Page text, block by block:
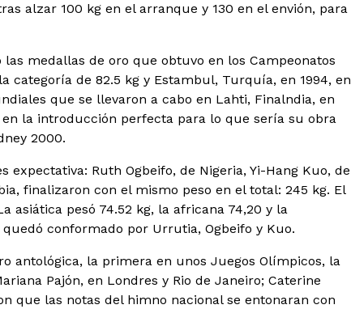
alzar 100 kg en el arranque y 130 en el envión, para
medallas de oro que obtuvo en los Campeonatos
categoría de 82.5 kg y Estambul, Turquía, en 1994, en
que se llevaron a cabo en Lahti, Finalndia, en
en la introducción perfecta para lo que sería su obra
2000.
expectativa: Ruth Ogbeifo, de Nigeria, Yi-Hang Kuo, de
finalizaron con el mismo peso en el total: 245 kg. El
asiática pesó 74.52 kg, la africana 74,20 y la
conformado por Urrutia, Ogbeifo y Kuo.
antológica, la primera en unos Juegos Olímpicos, la
Pajón, en Londres y Rio de Janeiro; Caterine
que las notas del himno nacional se entonaran con